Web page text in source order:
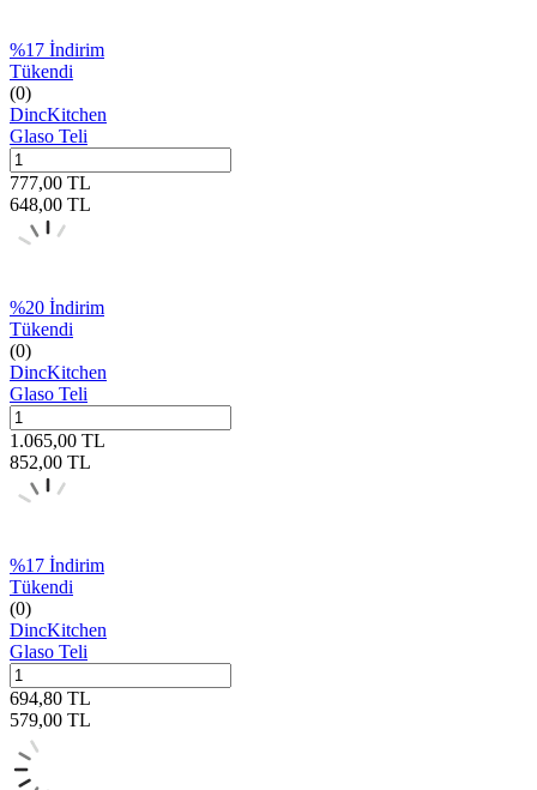
%17 İndirim
Tükendi
(0)
DincKitchen
Glaso Teli
777,00 TL
648,00 TL
%20 İndirim
Tükendi
(0)
DincKitchen
Glaso Teli
1.065,00 TL
852,00 TL
%17 İndirim
Tükendi
(0)
DincKitchen
Glaso Teli
694,80 TL
579,00 TL